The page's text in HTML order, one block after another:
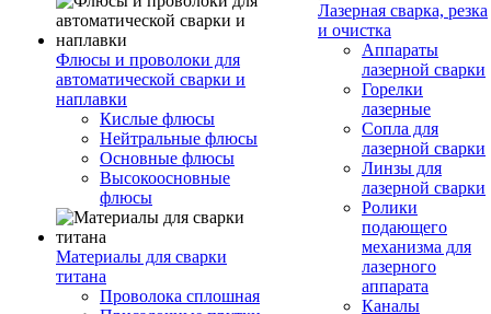
Флюсы и проволоки для
автоматической сварки и
наплавки
Кислые флюсы
Нейтральные флюсы
Основные флюсы
Высокоосновные
флюсы
Материалы для сварки
титана
Проволока сплошная
Лазерная сварка, резка
и очистка
Аппараты
лазерной сварки
Горелки
лазерные
Сопла для
лазерной сварки
Линзы для
лазерной сварки
Ролики
подающего
механизма для
лазерного
аппарата
Каналы